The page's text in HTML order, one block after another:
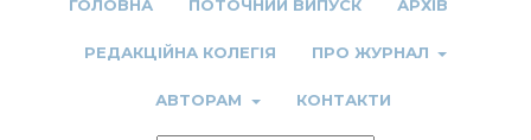
ГОЛОВНА ПОТОЧНИЙ ВИПУСК АРХІВ
РЕДАКЦІЙНА КОЛЕГІЯ ПРО ЖУРНАЛ
АВТОРАМ КОНТАКТИ